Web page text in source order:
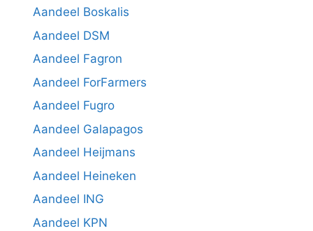
Aandeel Boskalis
Aandeel DSM
Aandeel Fagron
Aandeel ForFarmers
Aandeel Fugro
Aandeel Galapagos
Aandeel Heijmans
Aandeel Heineken
Aandeel ING
Aandeel KPN